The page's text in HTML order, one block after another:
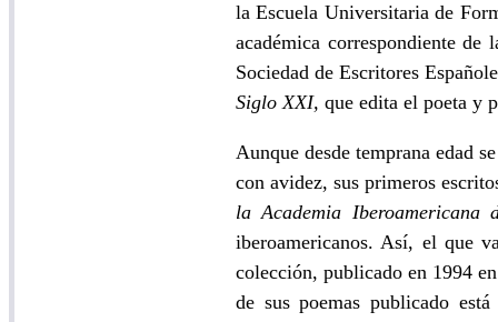
la Escuela Universitaria de
académica correspondiente
Sociedad de Escritores
Siglo XXI, que edita el poeta y
Aunque desde temprana edad
con avidez, sus primeros
la Academia Iberoamericana
iberoamericanos. Así, el que
colección, publicado en 1994
de sus poemas publicado